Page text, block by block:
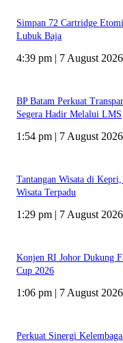
Simpan 72 Cartridge
Lubuk Baja
4:39 pm | 7 August 2026
BP Batam Perkuat
Segera Hadir Melalui LMS
1:54 pm | 7 August 2026
Tantangan Wisata di
Wisata Terpadu
1:29 pm | 7 August 2026
Konjen RI Johor Dukung
Cup 2026
1:06 pm | 7 August 2026
Perkuat Sinergi